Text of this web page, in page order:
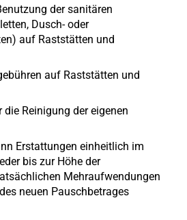
der sanitären
Dusch- oder
auf Raststätten und
auf Raststätten und
Reinigung der eigenen
Erstattungen einheitlich im
bis zur Höhe der
Mehraufwendungen
neuen Pauschbetrages